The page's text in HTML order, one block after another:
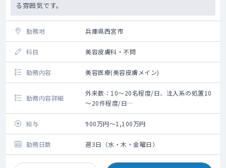
る雰囲気です。
勤務地 兵庫県西宮市
科目 美容皮膚科・不問
勤務内容 美容医療(美容皮膚メイン)
勤務内容詳細
外来数：10～20名程度/日、注入系の処置10
～20件程度/日
《主な疾患》
美容皮膚（にきび、アンチエイジングな
ど）、ヒアルロン酸・ボトックス注入、
ニキビ・アトピーなどの治療
ピアッシング、レーザー、皮膚腫瘍摘出
術、二重瞼・糸リフトなどの手術治療
給与 900万円～1,100万円
勤務日数 週3日（水・木・金曜日）